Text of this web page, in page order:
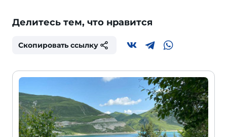
Делитесь тем, что нравится
Скопировать ссылку